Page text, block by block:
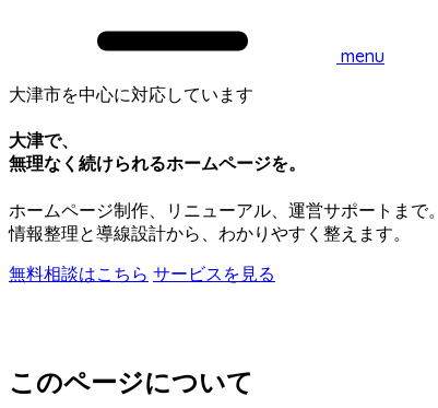
menu
大津市を中心に対応しています
大津で、
無理なく続けられるホームページを。
ホームページ制作、リニューアル、運営サポートまで。
情報整理と導線設計から、わかりやすく整えます。
無料相談はこちら サービスを見る
このページについて